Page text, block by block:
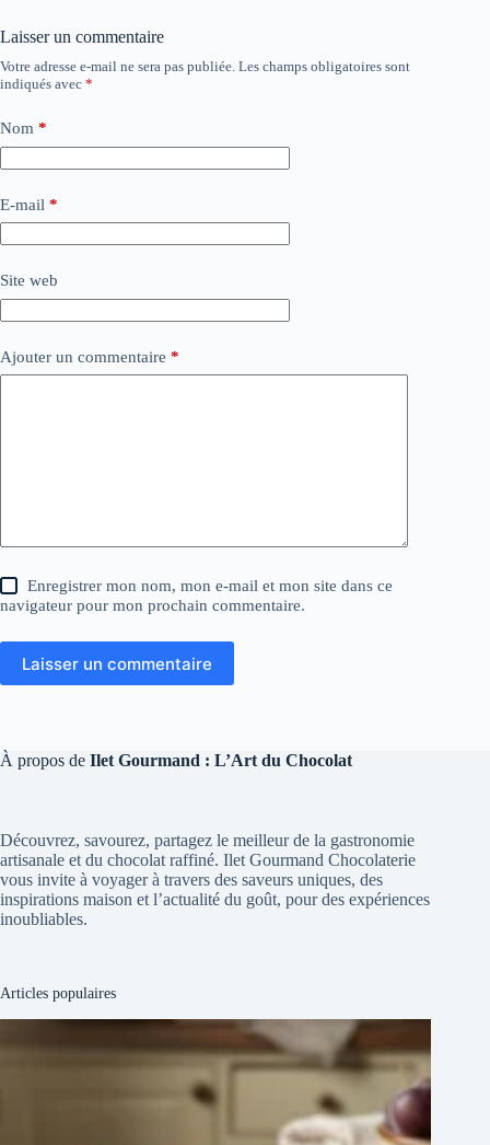
Laisser un commentaire
Votre adresse e-mail ne sera pas publiée. Les champs obligatoires sont
indiqués avec *
Nom *
E-mail *
Site web
Ajouter un commentaire *
Enregistrer mon nom, mon e-mail et mon site dans ce
navigateur pour mon prochain commentaire.
Laisser un commentaire
À propos de Ilet Gourmand : L’Art du Chocolat
Découvrez, savourez, partagez le meilleur de la gastronomie
artisanale et du chocolat raffiné. Ilet Gourmand Chocolaterie
vous invite à voyager à travers des saveurs uniques, des
inspirations maison et l’actualité du goût, pour des expériences
inoubliables.
Articles populaires